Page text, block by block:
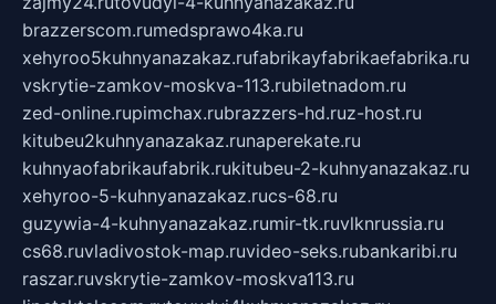
brazzerscom.rumedsprawo4ka.ru
xehyroo5kuhnyanazakaz.rufabrikayfabrikaefabrika.ru
vskrytie-zamkov-moskva-113.rubiletnadom.ru
zed-online.rupimchax.rubrazzers-hd.ruz-host.ru
kitubeu2kuhnyanazakaz.runaperekate.ru
kuhnyaofabrikaufabrik.rukitubeu-2-kuhnyanazakaz.ru
xehyroo-5-kuhnyanazakaz.rucs-68.ru
guzywia-4-kuhnyanazakaz.rumir-tk.ruvlknrussia.ru
cs68.ruvladivostok-map.ruvideo-seks.rubankaribi.ru
raszar.ruvskrytie-zamkov-moskva113.ru